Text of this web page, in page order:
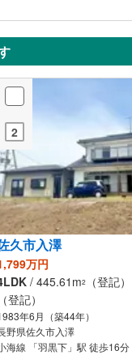
2
久市入澤
万円
/ 445.61m2
（登記
（登記）
年6月（築44年）
野県佐久市入澤
海線 「羽黒下」駅 徒歩16分